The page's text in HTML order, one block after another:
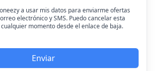
a usar mis datos para enviarme ofertas
electrónico y SMS. Puedo cancelar esta
momento desde el enlace de baja.
Enviar